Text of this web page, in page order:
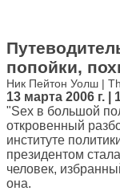
попойки,
Ник Пейтон Уолш |
13 марта 2006 г. |
"Sex в большой
откровенный
институте
президентом
человек,
она.